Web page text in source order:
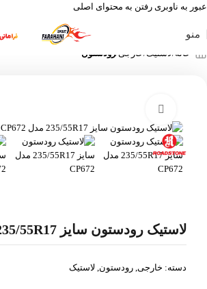
عبور به ناوبری رفتن به محتوای اصلی
منو
خانه لاستیک خارجی رودستون
لاستیک رودستون سایز 235/55R17 مدل CP672
دسته: خارجی, رودستون, لاستیک